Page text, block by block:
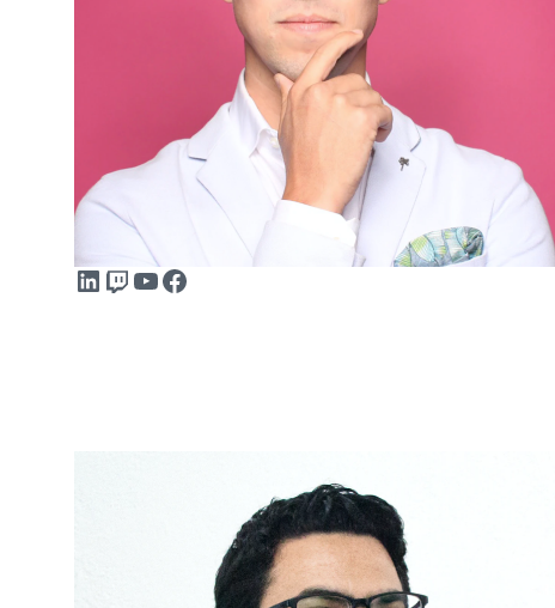
LinkedIn Twitch YouTube Facebook